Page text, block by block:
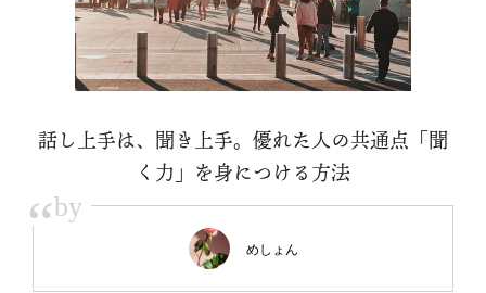
話し上手は、聞き上手。優れた人の共通点「聞
く力」を身につける方法
“by
めしょん